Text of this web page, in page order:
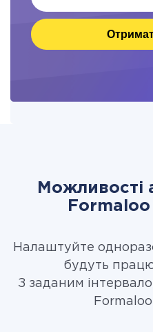
Можливості
Налаштуйте
будуть
З заданим